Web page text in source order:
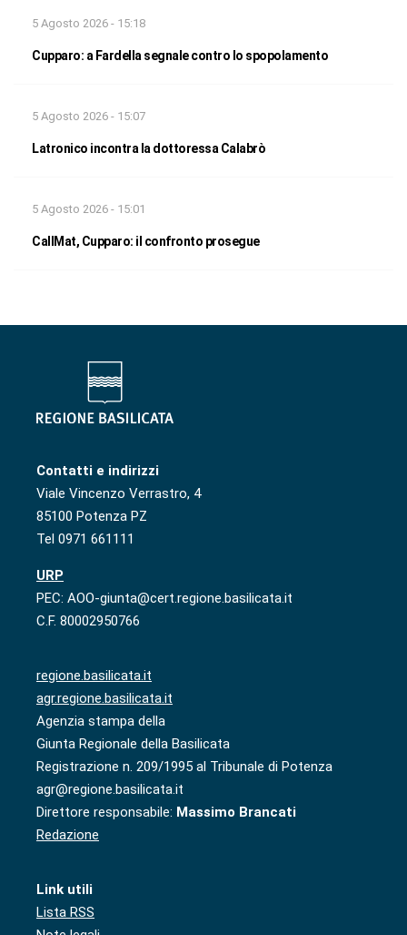
5 Agosto 2026 - 15:18
Cupparo: a Fardella segnale contro lo spopolamento
5 Agosto 2026 - 15:07
Latronico incontra la dottoressa Calabrò
5 Agosto 2026 - 15:01
CallMat, Cupparo: il confronto prosegue
Contatti e indirizzi
Viale Vincenzo Verrastro, 4
85100 Potenza PZ
Tel 0971 661111
URP
PEC: AOO-giunta@cert.regione.basilicata.it
C.F. 80002950766
regione.basilicata.it
agr.regione.basilicata.it
Agenzia stampa della
Giunta Regionale della Basilicata
Registrazione n. 209/1995 al Tribunale di Potenza
agr@regione.basilicata.it
Direttore responsabile: Massimo Brancati
Redazione
Link utili
Lista RSS